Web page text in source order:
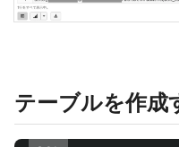
テーブルを作成